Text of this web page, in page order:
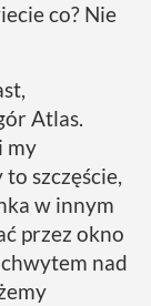
co? Nie
Atlas.
my
szczęście,
w innym
przez okno
nad